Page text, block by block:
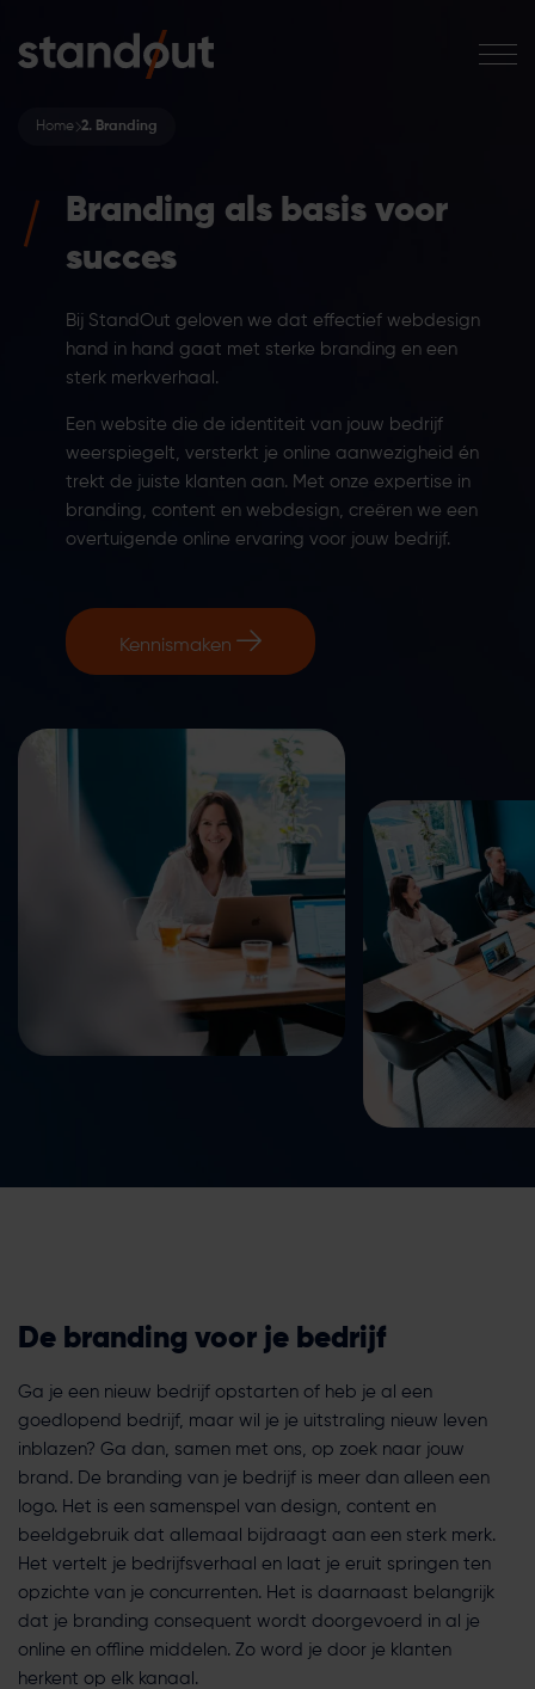
Home 2. Branding
Branding als basis voor
succes
Bij StandOut geloven we dat effectief webdesign
hand in hand gaat met sterke branding en een
sterk merkverhaal.
Een website die de identiteit van jouw bedrijf
weerspiegelt, versterkt je online aanwezigheid én
trekt de juiste klanten aan. Met onze expertise in
branding, content en webdesign, creëren we een
overtuigende online ervaring voor jouw bedrijf.
Kennismaken
De branding voor je bedrijf
Ga je een nieuw bedrijf opstarten of heb je al een
goedlopend bedrijf, maar wil je je uitstraling nieuw leven
inblazen? Ga dan, samen met ons, op zoek naar jouw
brand. De branding van je bedrijf is meer dan alleen een
logo. Het is een samenspel van design, content en
beeldgebruik dat allemaal bijdraagt aan een sterk merk.
Het vertelt je bedrijfsverhaal en laat je eruit springen ten
opzichte van je concurrenten. Het is daarnaast belangrijk
dat je branding consequent wordt doorgevoerd in al je
online en offline middelen. Zo word je door je klanten
herkent op elk kanaal.